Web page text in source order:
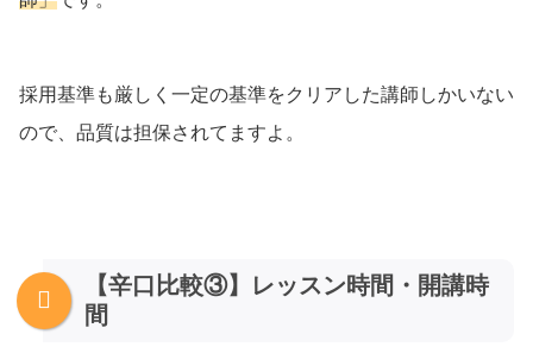
採用基準も厳しく一定の基準をクリアした講師しかいない
ので、品質は担保されてますよ。
【辛口比較③】レッスン時間・開講時
間